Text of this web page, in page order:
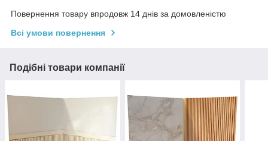
Повернення товару впродовж 14 днів за домовленістю
Всі умови повернення
Подібні товари компанії